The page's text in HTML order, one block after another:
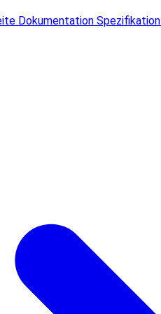
Dokumentation Spezifikation